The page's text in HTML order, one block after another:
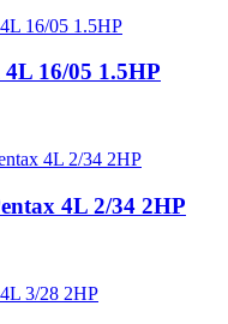
16/05 1.5HP
4L 2/34 2HP